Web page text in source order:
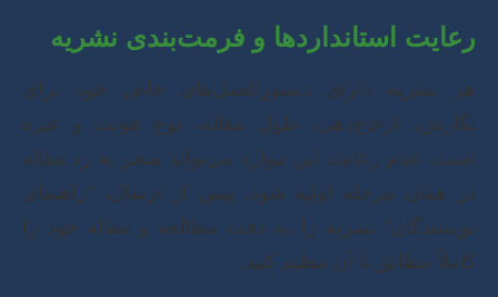
رعایت استانداردها و فرمت‌بندی نشریه
هر نشریه دارای دستورالعمل‌های خاص خود برای
نگارش، ارجاع‌دهی، طول مقاله، نوع فونت و غیره
است. عدم رعایت این موارد می‌تواند منجر به رد مقاله
در همان مرحله اولیه شود. پیش از ارسال، “راهنمای
نویسندگان” نشریه را به دقت مطالعه و مقاله خود را
کاملاً مطابق با آن تنظیم کنید.